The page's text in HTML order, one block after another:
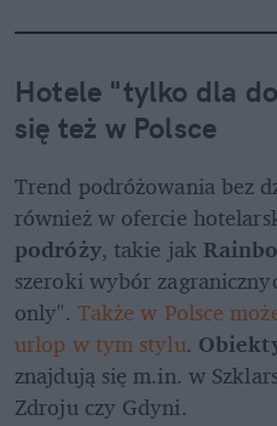
Hotele "tylko dla
się też w Polsce
Trend podróżowania bez
również w ofercie
podróży, takie jak
szeroki wybór
only". Także w Polsce
urlop w tym stylu.
znajdują się m.in. w
Zdroju czy Gdyni.